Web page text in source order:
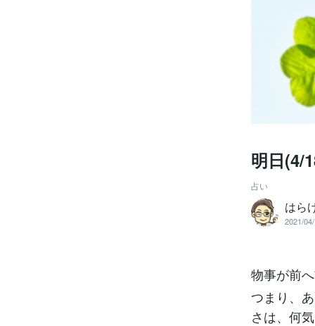
明日(4/
占い
はら
2021/
物事が前
つまり、
さは、何